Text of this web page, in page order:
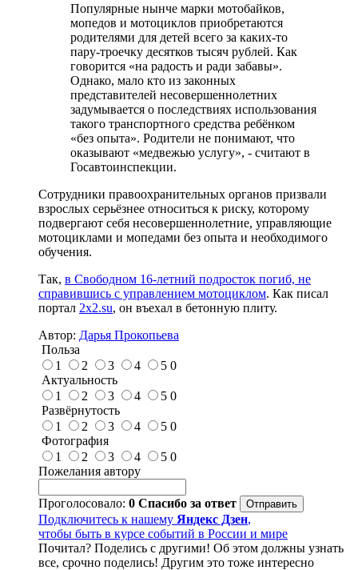
Популярные нынче марки мотобайков,
мопедов и мотоциклов приобретаются
родителями для детей всего за каких-то
пару-троечку десятков тысяч рублей. Как
говорится «на радость и ради забавы».
Однако, мало кто из законных
представителей несовершеннолетних
задумывается о последствиях использования
такого транспортного средства ребёнком
«без опыта». Родители не понимают, что
оказывают «медвежью услугу», - считают в
Госавтоинспекции.
Сотрудники правоохранительных органов призвали
взрослых серьёзнее относиться к риску, которому
подвергают себя несовершеннолетние, управляющие
мотоциклами и мопедами без опыта и необходимого
обучения.
Так, в Свободном 16-летний подросток погиб, не
справившись с управлением мотоциклом. Как писал
портал 2x2.su, он въехал в бетонную плиту.
Автор: Дарья Прокопьева
Польза
1
2 3 4 5 0
Актуальность
1
2 3 4 5 0
Развёрнутость
1
2 3 4 5 0
Фотография
1
2 3 4 5 0
Пожелания автору
Проголосовало: 0 Спасибо за ответ
Подключитесь к нашему Яндекс Дзен,
чтобы быть в курсе событий в России и мире
Почитал? Поделись с другими! Об этом должны узнать
все, срочно поделись! Другим это тоже интересно